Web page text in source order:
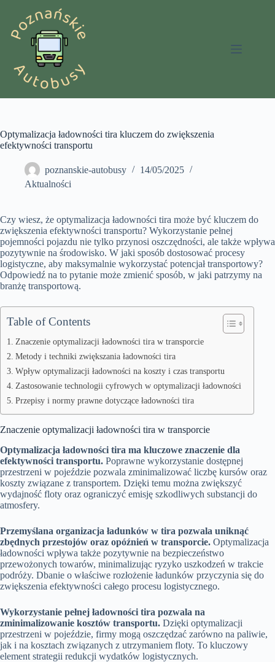
treści
Optymalizacja ładowności tira kluczem do zwiększenia
efektywności transportu
poznanskie-autobusy
14/05/2025
Aktualności
Czy wiesz, że optymalizacja ładowności tira może być kluczem do
zwiększenia efektywności transportu? Wykorzystanie pełnej
pojemności pojazdu nie tylko przynosi oszczędności, ale także wpływa
pozytywnie na środowisko. W jaki sposób dostosować procesy
logistyczne, aby maksymalnie wykorzystać potencjał transportowy?
Odpowiedź na to pytanie może zmienić sposób, w jaki patrzymy na
branżę transportową.
Table of Contents
Znaczenie optymalizacji ładowności tira w transporcie
Metody i techniki zwiększania ładowności tira
Wpływ optymalizacji ładowności na koszty i czas transportu
Zastosowanie technologii cyfrowych w optymalizacji ładowności
Przepisy i normy prawne dotyczące ładowności tira
Znaczenie optymalizacji ładowności tira w transporcie
Optymalizacja ładowności tira ma kluczowe znaczenie dla
efektywności transportu. Poprawne wykorzystanie dostępnej
przestrzeni w pojeździe pozwala zminimalizować liczbę kursów oraz
koszty związane z transportem. Dzięki temu można zwiększyć
wydajność floty oraz ograniczyć emisję szkodliwych substancji do
atmosfery.
Przemyślana organizacja ładunków w tira pozwala uniknąć
zbędnych przestojów oraz opóźnień w transporcie. Optymalizacja
ładowności wpływa także pozytywnie na bezpieczeństwo
przewożonych towarów, minimalizując ryzyko uszkodzeń w trakcie
podróży. Dbanie o właściwe rozłożenie ładunków przyczynia się do
zwiększenia efektywności całego procesu logistycznego.
Wykorzystanie pełnej ładowności tira pozwala na
zminimalizowanie kosztów transportu. Dzięki optymalizacji
przestrzeni w pojeździe, firmy mogą oszczędzać zarówno na paliwie,
jak i na kosztach związanych z utrzymaniem floty. To kluczowy
element strategii redukcji wydatków logistycznych.